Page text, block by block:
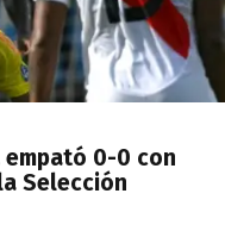
0-0 con
Selección